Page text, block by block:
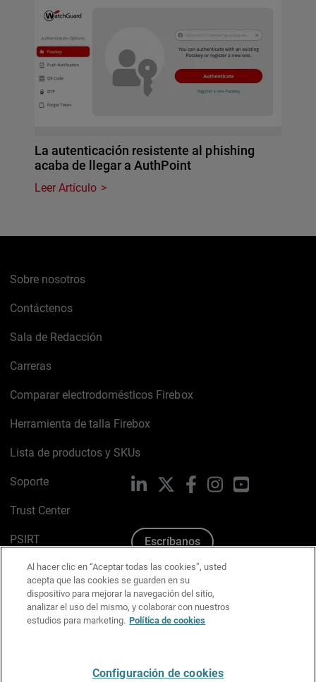
La autenticación resistente al phishing
acaba de llegar a AuthPoint
Leer Artículo
Sobre nosotros
Contáctenos
Sala de Redacción
Carreras
Comparar electrodomésticos Firebox
Herramienta de talla Firebox
Lista de productos y SKUs
Soporte
Trust Center
PSIRT
Política de cookies
Política de privacidad
Kit de medios y marca
LinkedIn FacebookInstagramYouTube
Escríbanos
Al hacer clic en “Aceptar todas las cookies”, usted
acepta que las cookies se guarden en su
dispositivo para mejorar la navegación del sitio,
analizar el uso del mismo, y colaborar con nuestros
estudios para marketing. Política de cookies
Configuración de cookies